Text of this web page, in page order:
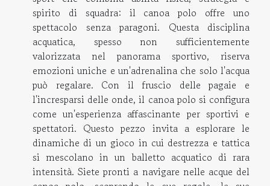
spirito di squadra: il canoa polo offre uno
spettacolo senza paragoni. Questa disciplina
acquatica, spesso non sufficientemente
valorizzata nel panorama sportivo, riserva
emozioni uniche e un'adrenalina che solo l'acqua
può regalare. Con il fruscio delle pagaie e
l'incresparsi delle onde, il canoa polo si configura
come un'esperienza affascinante per sportivi e
spettatori. Questo pezzo invita a esplorare le
dinamiche di un gioco in cui destrezza e tattica
si mescolano in un balletto acquatico di rara
intensità. Siete pronti a navigare nelle acque del